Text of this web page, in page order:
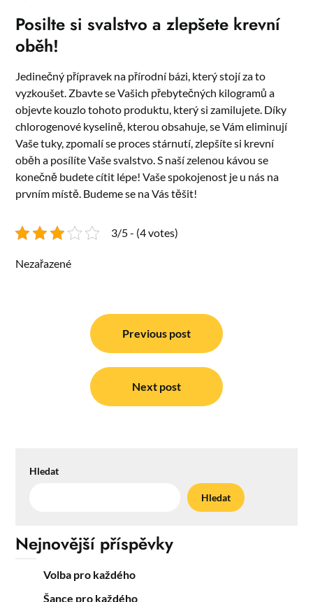
Posilte si svalstvo a zlepšete krevní
oběh!
Jedinečný přípravek na přírodní bázi, který stojí za to
vyzkoušet. Zbavte se Vašich přebytečných kilogramů a
objevte kouzlo tohoto produktu, který si zamilujete. Díky
chlorogenové kyselině, kterou obsahuje, se Vám eliminují
Vaše tuky, zpomalí se proces stárnutí, zlepšíte si krevní
oběh a posílíte Vaše svalstvo. S našízelenou kávou se
konečně budete cítit lépe! Vaše spokojenost je u nás na
prvním místě. Budeme se na Vás těšit!
3/5 - (4 votes)
Nezařazené
Previous post
Next post
Hledat
Hledat
Nejnovější příspěvky
Volba pro každého
Šance pro každého